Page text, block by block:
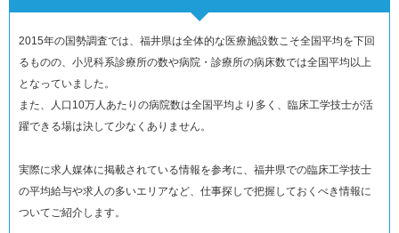
2015年の国勢調査では、福井県は全体的な医療施設数こそ全国平均を下回
るものの、小児科系診療所の数や病院・診療所の病床数では全国平均以上
となっていました。
また、人口10万人あたりの病院数は全国平均より多く、臨床工学技士が活
躍できる場は決して少なくありません。
実際に求人媒体に掲載されている情報を参考に、福井県での臨床工学技士
の平均給与や求人の多いエリアなど、仕事探しで把握しておくべき情報に
ついてご紹介します。